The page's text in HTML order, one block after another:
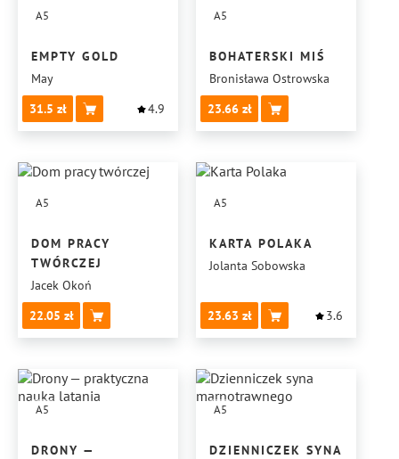
A5
EMPTY GOLD
May
31.5
4.9
A5
BOHATERSKI MIŚ
Bronisława Ostrowska
23.66
A5
DOM PRACY
TWÓRCZEJ
Jacek Okoń
22.05
A5
KARTA POLAKA
Jolanta Sobowska
23.63 3.6
A5
DRONY —
A5
DZIENNICZEK SYNA